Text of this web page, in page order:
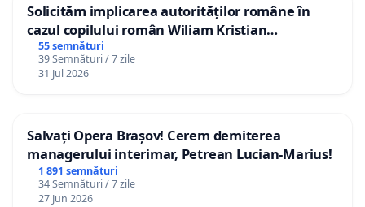
48. Cristian Bajora, regizor
49. Ana Turos, actriță
50. Cristina Modreanu, critic de teatru, Asociația
Solicităm implicarea autorităților române în
cazul copilului român Wiliam Kristian
Gheorghe, aflat în plasament în Danemarca de
12 ani
55 semnături
39 Semnături / 7 zile
31 Jul 2026
Salvați Opera Brașov! Cerem demiterea
managerului interimar, Petrean Lucian-Marius!
1 891 semnături
34 Semnături / 7 zile
27 Jun 2026